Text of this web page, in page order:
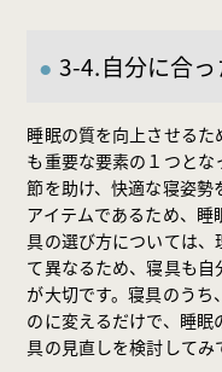
3-4.自分に合
睡眠の質を向上させる
も重要な要素の１つとな
節を助け、快適な寝姿勢
アイテムであるため、睡
具の選び方については、
て異なるため、寝具も
が大切です。寝具のう
のに変えるだけで、睡眠
具の見直しを検討してみ